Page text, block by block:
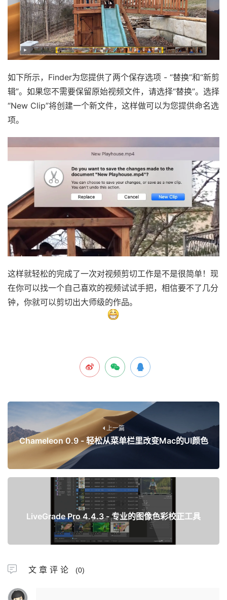
如下所示，Finder为您提供了两个保存选项 - “替换”和“新剪
辑”。如果您不需要保留原始视频文件，请选择“替换”。选择
“New Clip”将创建一个新文件，这样做可以为您提供命名选
项。
这样就轻松的完成了一次对视频剪切工作是不是很简单！现
在你可以找一个自己喜欢的视频试试手把，相信要不了几分
钟，你就可以剪切出大师级的作品。
上一篇
Chameleon 0.9 - 轻松从菜单栏里改变Mac的UI颜色
下一篇
LiveGrade Pro 4.4.3 - 专业的图像色彩校正工具
文章评论 (0)